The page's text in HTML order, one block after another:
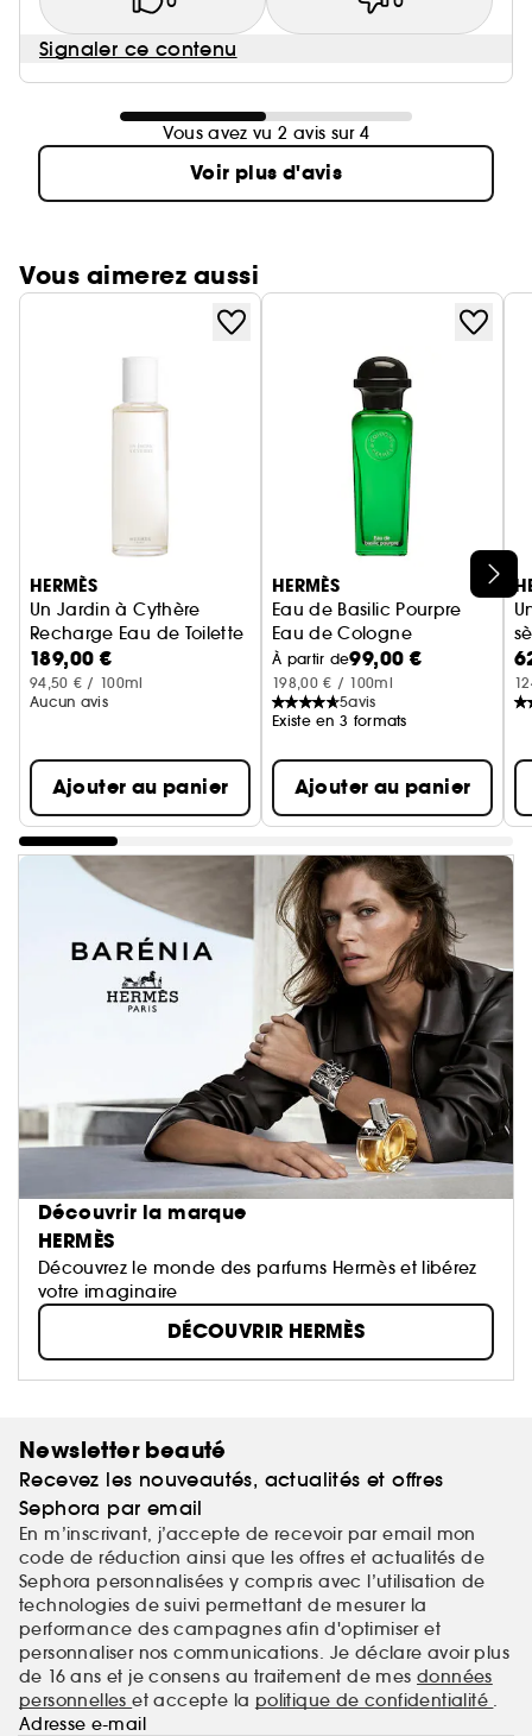
Signaler ce contenu
Vous avez vu 2 avis sur 4
Voir plus d'avis
Vous aimerez aussi
Ignorer le carrousel produits
HERMÈS
Un Jardin à Cythère
Recharge Eau de Toilette
189,00 €
94,50 € / 100ml
Aucun avis
Ajouter au panier
HERMÈS
Eau de Basilic Pourpre
Eau de Cologne
À partir de99,00 €
198,00 € / 100ml
5avis
Existe en 3 formats
Ajouter au panier
Découvrir la marque
HERMÈS
Découvrez le monde des parfums Hermès et libérez
votre imaginaire
DÉCOUVRIR HERMÈS
Newsletter beauté
Recevez les nouveautés, actualités et offres
Sephora par email
En m’inscrivant, j’accepte de recevoir par email mon
code de réduction ainsi que les offres et actualités de
Sephora personnalisées y compris avec l’utilisation de
technologies de suivi permettant de mesurer la
performance des campagnes afin d'optimiser et
personnaliser nos communications. Je déclare avoir plus
de 16 ans et je consens au traitement de mes données
personnelleset accepte la politique de confidentialité
Adresse e-mail